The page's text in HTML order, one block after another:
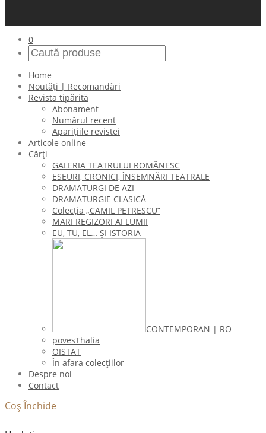
0
Home
Noutăți | Recomandări
Revista tipărită
Abonament
Numărul recent
Aparițiile revistei
Articole online
Cărți
GALERIA TEATRULUI ROMÂNESC
ESEURI, CRONICI, ÎNSEMNĂRI TEATRALE
DRAMATURGI DE AZI
DRAMATURGIE CLASICĂ
Colecţia „CAMIL PETRESCU”
MARI REGIZORI AI LUMII
EU, TU, EL… ŞI ISTORIA
CONTEMPORAN | RO
povesThalia
OISTAT
În afara colecţiilor
Despre noi
Contact
Coș Închide